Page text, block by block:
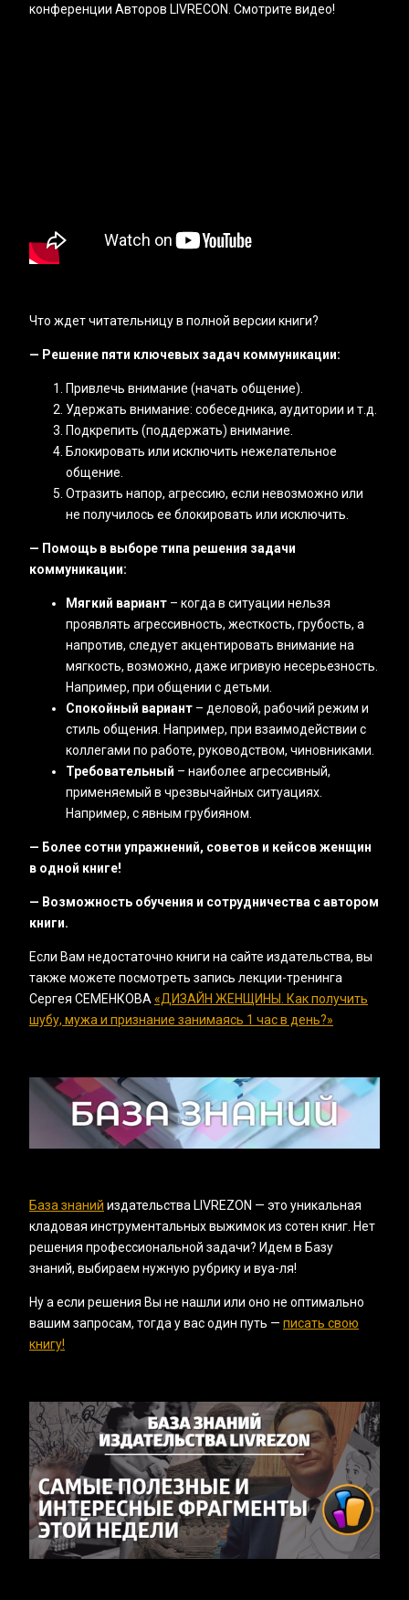
конференции Авторов LIVRECON. Смотрите видео!
Что ждет читательницу в полной версии книги?
— Решение пяти ключевых задач коммуникации:
Привлечь внимание (начать общение).
Удержать внимание: собеседника, аудитории и т.д.
Подкрепить (поддержать) внимание.
Блокировать или исключить нежелательное
общение.
Отразить напор, агрессию, если невозможно или
не получилось ее блокировать или исключить.
— Помощь в выборе типа решения задачи
коммуникации:
Мягкий вариант – когда в ситуации нельзя
проявлять агрессивность, жесткость, грубость, а
напротив, следует акцентировать внимание на
мягкость, возможно, даже игривую несерьезность.
Например, при общении с детьми.
Спокойный вариант – деловой, рабочий режим и
стиль общения. Например, при взаимодействии с
коллегами по работе, руководством, чиновниками.
Требовательный – наиболее агрессивный,
применяемый в чрезвычайных ситуациях.
Например, с явным грубияном.
— Более сотни упражнений, советов и кейсов женщин
в одной книге!
— Возможность обучения и сотрудничества с автором
книги.
Если Вам недостаточно книги на сайте издательства, вы
также можете посмотреть запись лекции-тренинга
Сергея СЕМЕНКОВА «‎ДИЗАЙН ЖЕНЩИНЫ. Как получить
шубу, мужа и признание занимаясь 1 час в день?»
База знаний издательства LIVREZON — это уникальная
кладовая инструментальных выжимок из сотен книг. Нет
решения профессиональной задачи? Идем в Базу
знаний, выбираем нужную рубрику и вуа-ля!
Ну а если решения Вы не нашли или оно не оптимально
вашим запросам, тогда у вас один путь — писать свою
книгу!